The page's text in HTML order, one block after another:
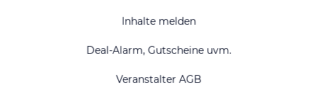
Inhalte melden
Deal-Alarm, Gutscheine uvm.
Veranstalter AGB